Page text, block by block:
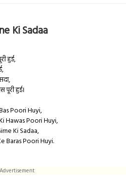
Ki Sadaa
हुई,
हुई।
Poori Huyi,
Hawas Poori Huyi,
Ki Sadaa,
Baras Poori Huyi.
Advertisement